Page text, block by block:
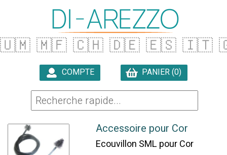
🇺🇲 🇲🇫 🇨🇭 🇩🇪 🇪🇸 🇮🇹
COMPTE PANIER (0)
Accessoire pour Cor
Ecouvillon SML pour Cor